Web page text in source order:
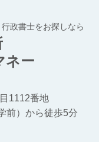
政書士をお探しなら
ネー
1112番地
前）から徒歩5分